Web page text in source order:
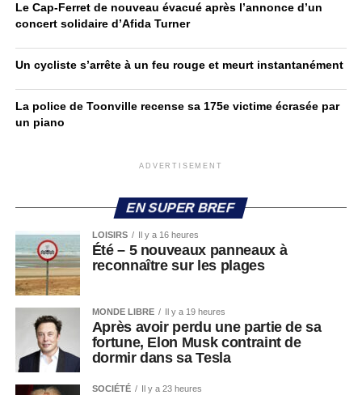
Le Cap-Ferret de nouveau évacué après l’annonce d’un
concert solidaire d’Afida Turner
Un cycliste s’arrête à un feu rouge et meurt instantanément
La police de Toonville recense sa 175e victime écrasée par
un piano
ADVERTISEMENT
EN SUPER BREF
LOISIRS Il y a 16 heures
Été – 5 nouveaux panneaux à
reconnaître sur les plages
MONDE LIBRE Il y a 19 heures
Après avoir perdu une partie de sa
fortune, Elon Musk contraint de
dormir dans sa Tesla
SOCIÉTÉ Il y a 23 heures